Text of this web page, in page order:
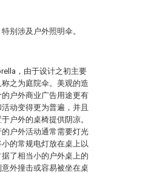
别涉及户外照明伞。
，由于设计之初主要
之为庭院伞。美观的造
户外商业广告用途更有
动变得更为普遍，并且
户外的桌椅提供阴凉。
户外活动通常需要灯光
的常规电灯放在桌上以
了相当小的户外桌上的
外撞击或容易被坐在桌